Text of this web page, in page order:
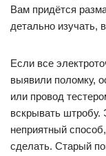
Вам придётся
детально изучать,
Если все
выявили поломку,
или провод
вскрывать
неприятный
сделать. Старый